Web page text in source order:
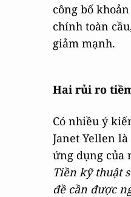
công bố
chính toàn
giảm mạnh.
Hai rủi ro
Có nhiều ý
Janet Yellen
ứng dụng của
Tiền kỹ thuật
đề cần được